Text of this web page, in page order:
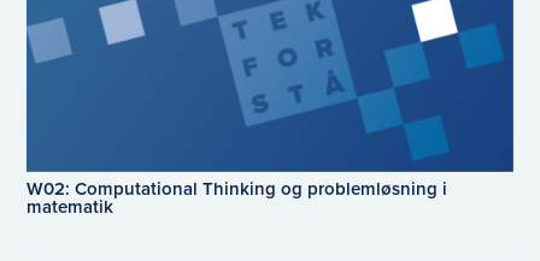
W02: Computational Thinking og problemløsning i
matematik